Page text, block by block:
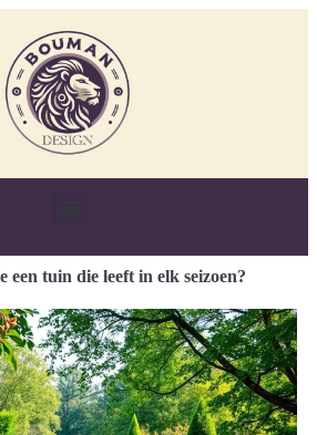
een tuin die leeft in elk seizoen?